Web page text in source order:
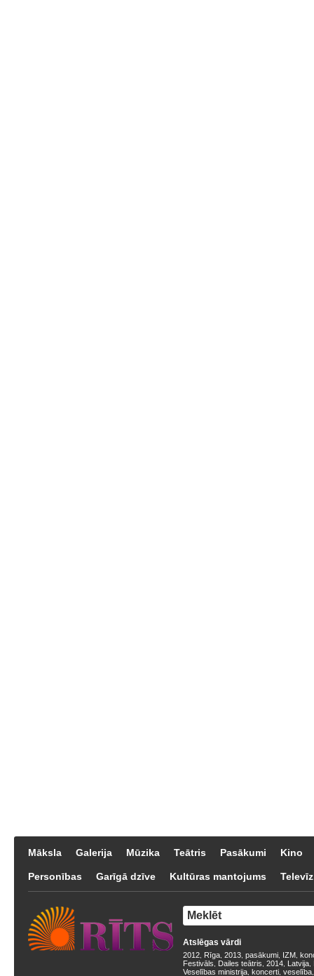
Māksla Galerija Mūzika Teātris Pasākumi Kino
Personības Garīgā dzīve Kultūras mantojums
Atslēgas vārdi
2012 Rīga 2013 pasākumi IZM
Festivāls
Dailes teātris 2014 Latvija
Veselības ministrija koncerti veselība